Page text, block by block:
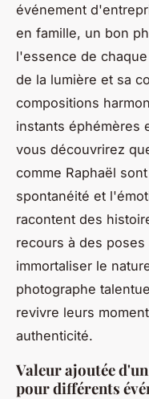
événement
en famille, un bon
l'essence de
de la lumière et sa
compositions
instants éphémères
vous découvrirez
comme Raphaël
spontanéité et
racontent des
recours à des
immortaliser le
photographe
revivre leurs
authenticité.
Valeur ajoutée
pour différents